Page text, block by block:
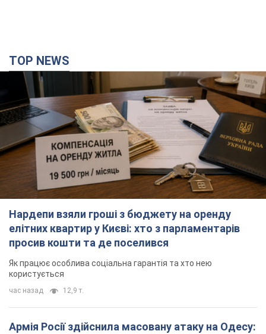
TOP NEWS
Нардепи взяли гроші з бюджету на оренду
елітних квартир у Києві: хто з парламентарів
просив кошти та де поселився
Як працює особлива соціальна гарантія та хто нею
користується
час назад 12,9 т.
Армія Росії здійснила масовану атаку на Одесу: